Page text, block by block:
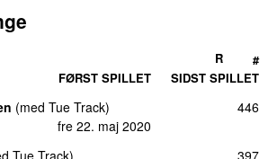
FØRST SPILLET
SIDST SPILLET
R #
(med Tue Track)
fre 22. maj 2020
446
Tue Track)
397